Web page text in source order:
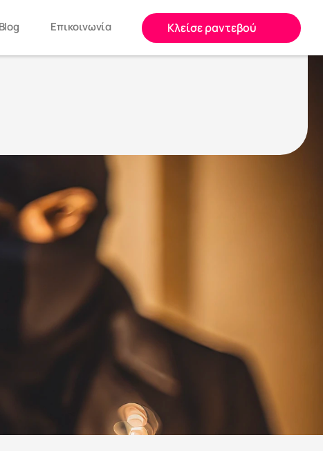
Blog Επικοινωνία Κλείσε ραντεβού